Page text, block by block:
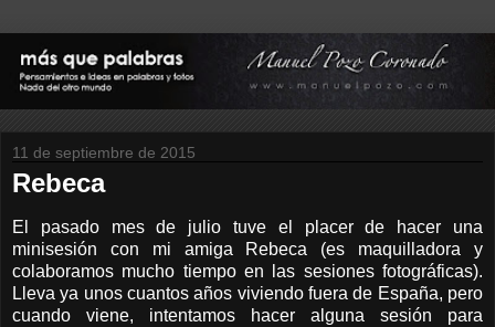
11 de septiembre de 2015
Rebeca
El pasado mes de julio tuve el placer de hacer una
minisesión con mi amiga Rebeca (es maquilladora y
colaboramos mucho tiempo en las sesiones fotográficas).
Lleva ya unos cuantos años viviendo fuera de España, pero
cuando viene, intentamos hacer alguna sesión para